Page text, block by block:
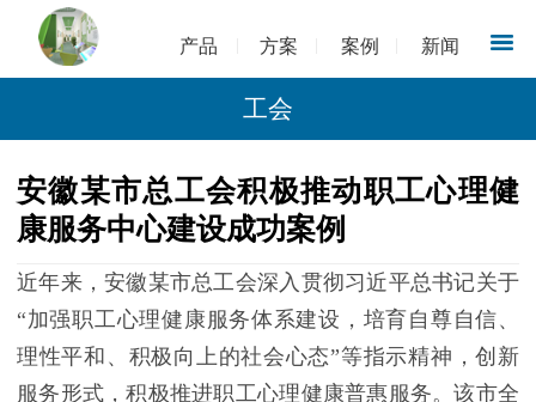
产品 方案 案例 新闻
工会
安徽某市总工会积极推动职工心理健
康服务中心建设成功案例
近年来，安徽某市总工会深入贯彻习近平总书记关于
“加强职工心理健康服务体系建设，培育自尊自信、
理性平和、积极向上的社会心态”等指示精神，创新
服务形式，积极推进职工心理健康普惠服务。该市全